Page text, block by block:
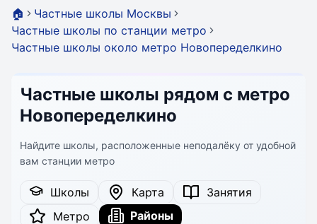
🏠
Частные школы Москвы
Частные школы по станции метро
Частные школы около метро Новопеределкино
Частные школы рядом с метро
Новопеределкино
Найдите школы, расположенные неподалёку от удобной
вам станции метро
Школы Карта
Занятия
Метро
Районы